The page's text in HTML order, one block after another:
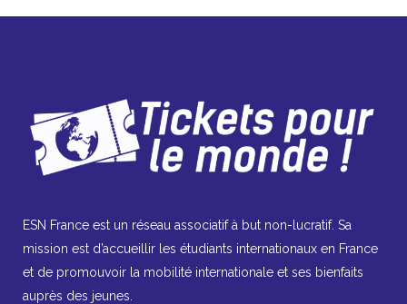
ESN France est un réseau associatif à but non-lucratif. Sa
mission est d’accueillir les étudiants internationaux en France
et de promouvoir la mobilité internationale et ses bienfaits
auprès des jeunes.